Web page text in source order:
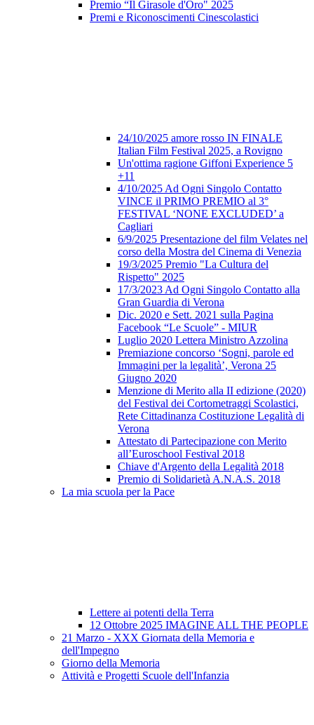
Premio “Il Girasole d'Oro" 2025
Premi e Riconoscimenti Cinescolastici
24/10/2025 amore rosso IN FINALE
Italian Film Festival 2025, a Rovigno
Un'ottima ragione Giffoni Experience 5
+11
4/10/2025 Ad Ogni Singolo Contatto
VINCE il PRIMO PREMIO al 3°
FESTIVAL ‘NONE EXCLUDED’ a
Cagliari
6/9/2025 Presentazione del film Velates nel
corso della Mostra del Cinema di Venezia
19/3/2025 Premio "La Cultura del
Rispetto" 2025
17/3/2023 Ad Ogni Singolo Contatto alla
Gran Guardia di Verona
Dic. 2020 e Sett. 2021 sulla Pagina
Facebook “Le Scuole” - MIUR
Luglio 2020 Lettera Ministro Azzolina
Premiazione concorso ‘Sogni, parole ed
Immagini per la legalità’, Verona 25
Giugno 2020
Menzione di Merito alla II edizione (2020)
del Festival dei Cortometraggi Scolastici,
Rete Cittadinanza Costituzione Legalità di
Verona
Attestato di Partecipazione con Merito
all’Euroschool Festival 2018
Chiave d'Argento della Legalità 2018
Premio di Solidarietà A.N.A.S. 2018
La mia scuola per la Pace
Lettere ai potenti della Terra
12 Ottobre 2025 IMAGINE ALL THE PEOPLE
21 Marzo - XXX Giornata della Memoria e
dell'Impegno
Giorno della Memoria
Attività e Progetti Scuole dell'Infanzia